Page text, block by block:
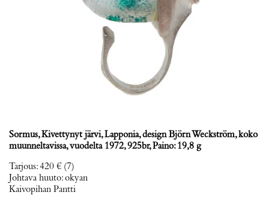
Sormus, Kivettynyt järvi, Lapponia, design Björn Weckström, koko
muunneltavissa, vuodelta 1972, 925br, Paino: 19,8 g
Tarjous:420 € (7)
Johtava huuto:okyan
Kaivopihan Pantti